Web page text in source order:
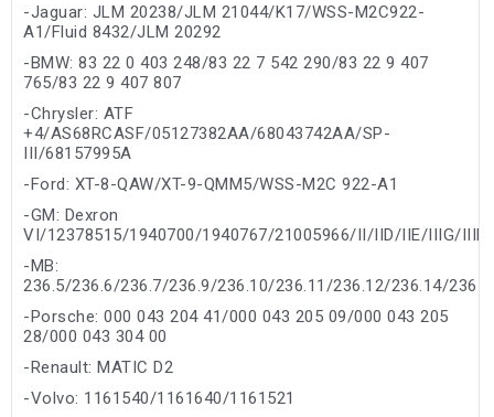
-Jaguar: JLM 20238/JLM 21044/K17/WSS-M2C922-
A1/Fluid 8432/JLM 20292
-BMW: 83 22 0 403 248/83 22 7 542 290/83 22 9 407
765/83 22 9 407 807
-Chrysler: ATF
+4/AS68RCASF/05127382AA/68043742AA/SP-
III/68157995A
-Ford: XT-8-QAW/XT-9-QMM5/WSS-M2C 922-A1
-GM: Dexron
VI/12378515/1940700/1940767/21005966/II/IID/IIE/IIIG/
-MB:
236.5/236.6/236.7/236.9/236.10/236.11/236.12/236.14/
-Porsche: 000 043 204 41/000 043 205 09/000 043 205
28/000 043 304 00
-Renault: MATIC D2
-Volvo: 1161540/1161640/1161521